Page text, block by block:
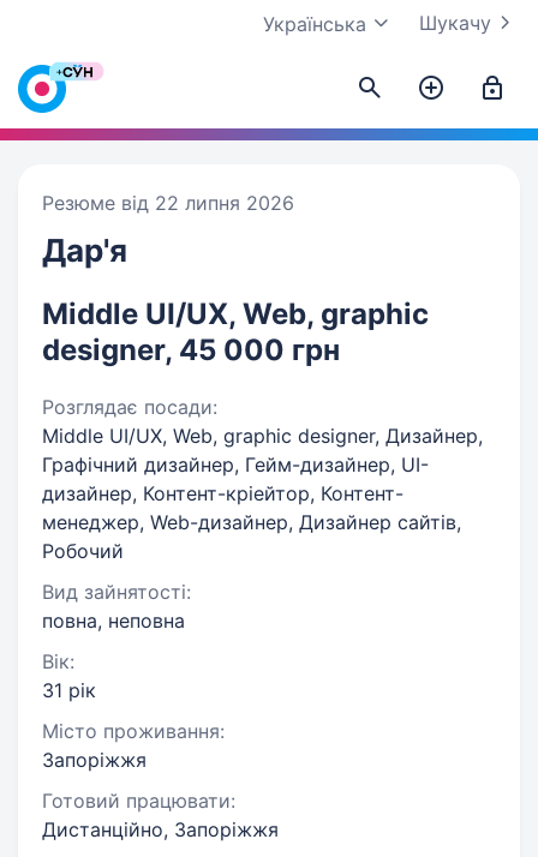
Шукачу
Українська
Резюме від 22 липня 2026
Дар'я
Middle UI/UX, Web, graphic
designer, 45 000 грн
Розглядає посади:
Middle UI/UX, Web, graphic designer, Дизайнер,
Графічний дизайнер, Гейм-дизайнер, UI-
дизайнер, Контент-кріейтор, Контент-
менеджер, Web-дизайнер, Дизайнер сайтів,
Робочий
Вид зайнятості:
повна, неповна
Вік:
31 рік
Місто проживання:
Запоріжжя
Готовий працювати:
Дистанційно, Запоріжжя